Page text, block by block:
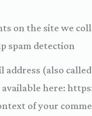
on the site we
spam detection.
(also
here:
of your